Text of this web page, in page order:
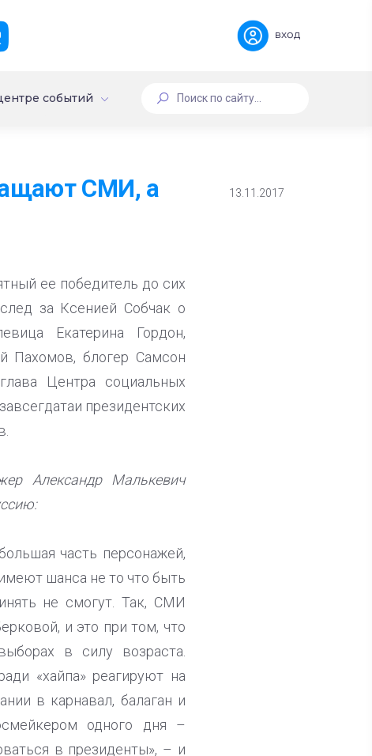
вход
событий
СМИ, а
13.11.2017
ее победитель до сих
за Ксенией Собчак о
Екатерина Гордон,
Пахомов, блогер Самсон
Центра социальных
президентских
Александр Малькевич
часть персонажей,
шанса не то что быть
не смогут. Так, СМИ
и это при том, что
в силу возраста.
«хайпа» реагируют на
в карнавал, балаган и
одного дня –
в президенты», – и